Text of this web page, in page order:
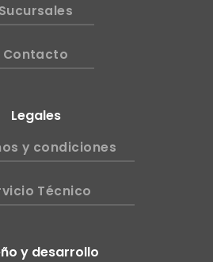
Sucursales
Contacto
Legales
y condiciones
Técnico
y desarrollo